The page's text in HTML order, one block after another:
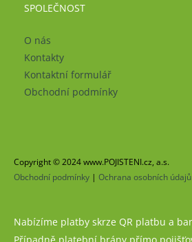
SPOLEČNOST
O nás
Kontakty
Kontaktní formulář
Obchodní podmínky
Copyright © 2024 www.POJISTENI.cz, a.s.
Obchodní podmínky | Ochrana osobních údajů
Nabízíme platby skrze QR platbu a